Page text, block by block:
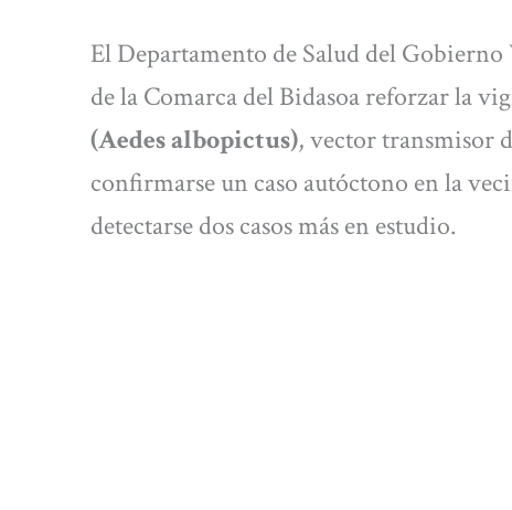
El Departamento de Salud del
de la Comarca del Bidasoa reforzar la
(Aedes albopictus), vector transmisor
confirmarse un caso autóctono en la
detectarse dos casos más en estudio.